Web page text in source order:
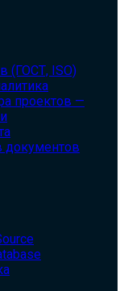
(ГОСТ, ISO)
проектов —
документов